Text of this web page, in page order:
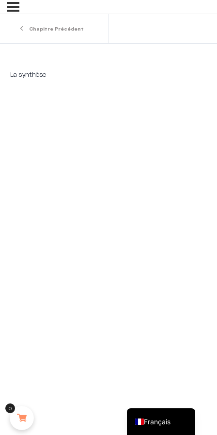
Chapitre Précédent
La synthèse
0
Français